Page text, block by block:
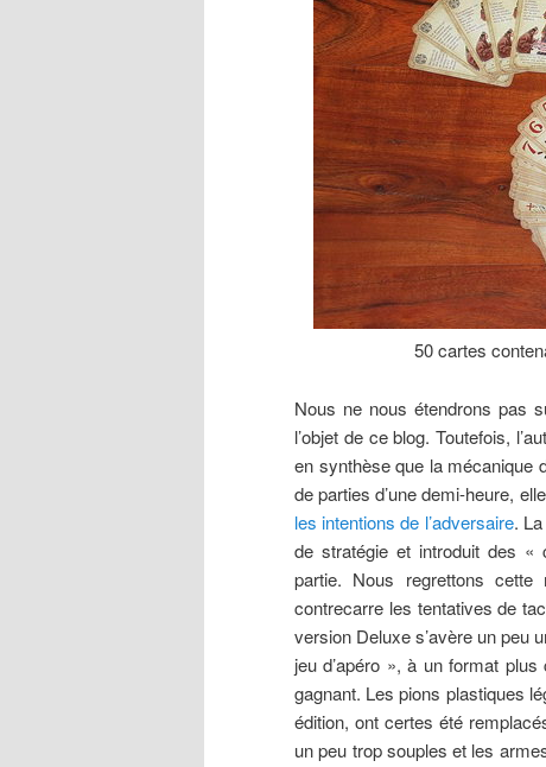
50 cartes
Nous ne nous étendrons pas
l’objet de ce blog. Toutefois,
en synthèse que la mécanique
de parties d’une demi-heure,
les intentions de l’adversaire.
de stratégie et introduit des «
partie. Nous regrettons
contrecarre les tentatives de
version Deluxe s’avère un peu
jeu d’apéro », à un format
gagnant. Les pions plastiques
édition, ont certes été
un peu trop souples et les